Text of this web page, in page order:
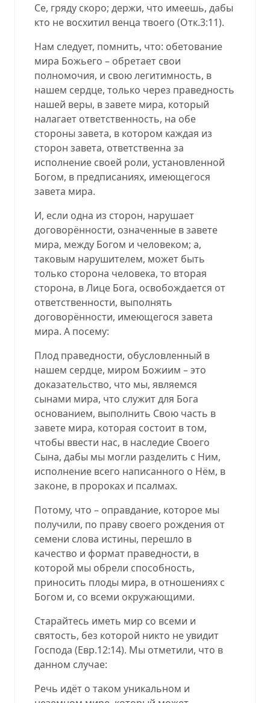
Се, гряду скоро; держи, что имеешь, дабы
кто не восхитил венца твоего (Отк.3:11).
Нам следует, помнить, что: обетование
мира Божьего – обретает свои
полномочия, и свою легитимность, в
нашем сердце, только через праведность
нашей веры, в завете мира, который
налагает ответственность, на обе
стороны завета, в котором каждая из
сторон завета, ответственна за
исполнение своей роли, установленной
Богом, в предписаниях, имеющегося
завета мира.
И, если одна из сторон, нарушает
договорённости, означенные в завете
мира, между Богом и человеком; а,
таковым нарушителем, может быть
только сторона человека, то вторая
сторона, в Лице Бога, освобождается от
ответственности, выполнять
договорённости, имеющегося завета
мира. А посему:
Плод праведности, обусловленный в
нашем сердце, миром Божиим – это
доказательство, что мы, являемся
сынами мира, что служит для Бога
основанием, выполнить Свою часть в
завете мира, которая состоит в том,
чтобы ввести нас, в наследие Своего
Сына, дабы мы могли разделить с Ним,
исполнение всего написанного о Нём, в
законе, в пророках и псалмах.
Потому, что – оправдание, которое мы
получили, по праву своего рождения от
семени слова истины, перешло в
качество и формат праведности, в
которой мы обрели способность,
приносить плоды мира, в отношениях с
Богом и, со всеми окружающими.
Старайтесь иметь мир со всеми и
святость, без которой никто не увидит
Господа (Евр.12:14). Мы отметили, что в
данном случае:
Речь идёт о таком уникальном и